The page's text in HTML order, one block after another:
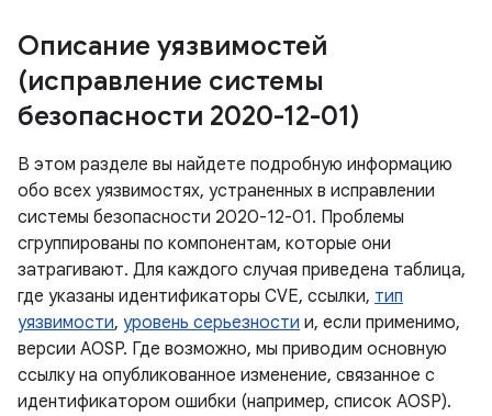
Описание уязвимостей
(исправление системы
безопасности 2020-12-01)
В этом разделе вы найдете подробную информацию
обо всех уязвимостях, устраненных в исправлении
системы безопасности 2020-12-01. Проблемы
сгруппированы по компонентам, которые они
затрагивают. Для каждого случая приведена таблица,
где указаны идентификаторы CVE, ссылки, тип
уязвимости, уровень серьезности и, если применимо,
версии AOSP. Где возможно, мы приводим основную
ссылку на опубликованное изменение, связанное с
идентификатором ошибки (например, список AOSP).